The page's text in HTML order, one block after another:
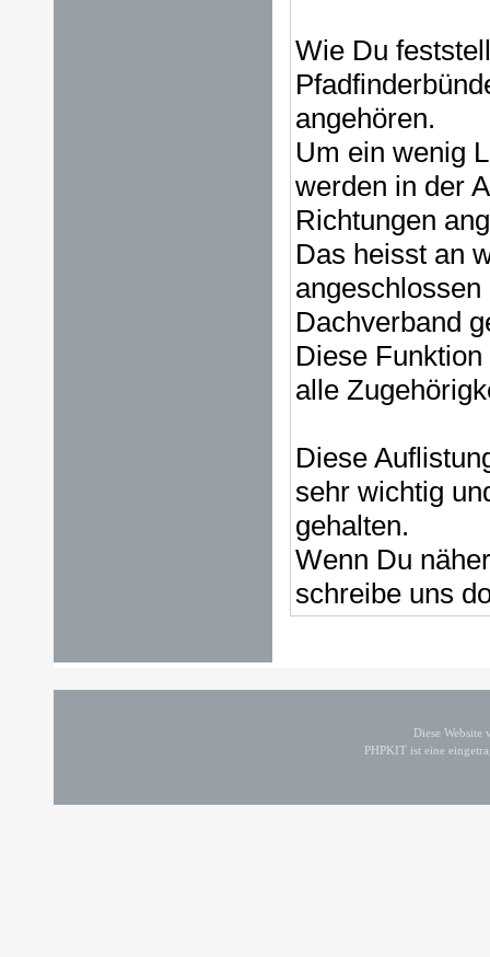
Wie Du
angehören.
Um ein wenig
werden in der
Richtungen
Das heisst an
Dachverband
Diese
alle
Diese
sehr wichtig
gehalten.
Wenn Du
schreibe uns
Diese
PHPKIT ist eine